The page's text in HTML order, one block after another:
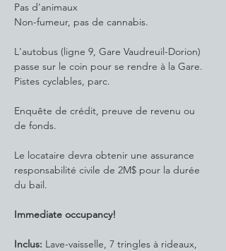
Pas d'animaux
Non-fumeur, pas de cannabis.
L'autobus (ligne 9, Gare Vaudreuil-Dorion)
passe sur le coin pour se rendre à la Gare.
Pistes cyclables, parc.
Enquête de crédit, preuve de revenu ou
de fonds.
Le locataire devra obtenir une assurance
responsabilité civile de 2M$ pour la durée
du bail.
Immediate occupancy!
Inclus: Lave-vaisselle, 7 tringles à rideaux,